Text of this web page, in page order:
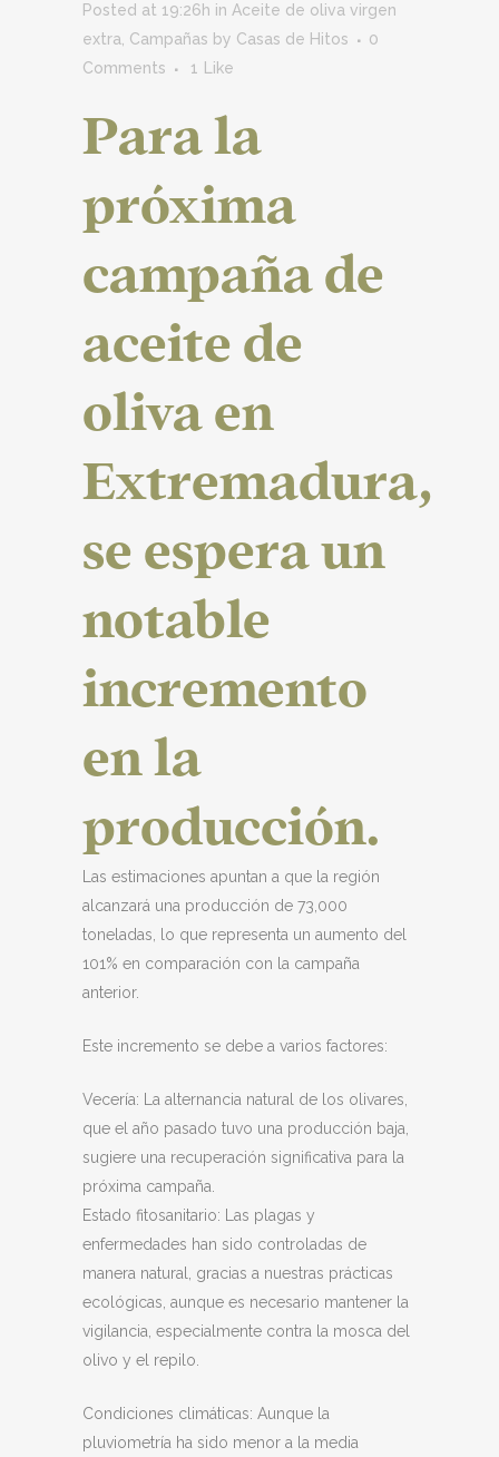
Posted at 19:26h in Aceite de oliva virgen
extra, Campañas by Casas de Hitos
0
Comments
1 Like
Para la
próxima
campaña de
aceite de
oliva en
Extremadura,
se espera un
notable
incremento
en la
producción.
Las estimaciones apuntan a que la región
alcanzará una producción de 73,000
toneladas, lo que representa un aumento del
101% en comparación con la campaña
anterior.
Este incremento se debe a varios factores:
Vecería: La alternancia natural de los olivares,
que el año pasado tuvo una producción baja,
sugiere una recuperación significativa para la
próxima campaña.
Estado fitosanitario: Las plagas y
enfermedades han sido controladas de
manera natural, gracias a nuestras prácticas
ecológicas, aunque es necesario mantener la
vigilancia, especialmente contra la mosca del
olivo y el repilo.
Condiciones climáticas: Aunque la
pluviometría ha sido menor a la media